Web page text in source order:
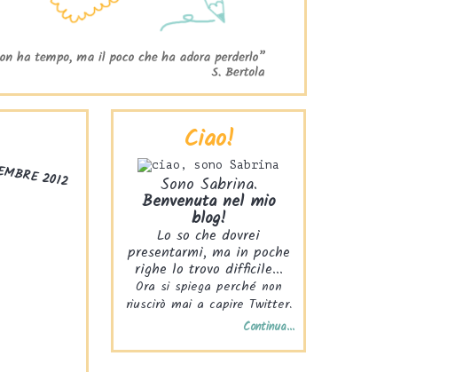
2012
Ciao!
Sono Sabrina.
Benvenuta nel mio
blog!
Lo so che dovrei
presentarmi, ma in poche
righe lo trovo difficile...
Ora si spiega perché non
riuscirò mai a capire Twitter.
Continua...